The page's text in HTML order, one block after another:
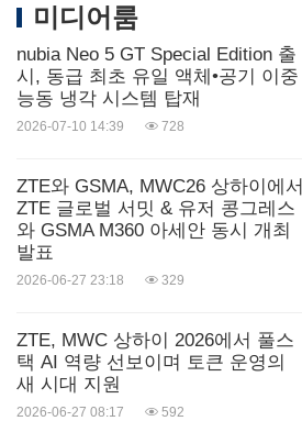
미디어룸
nubia Neo 5 GT Special Edition 출
시, 동급 최초 유일 액체•공기 이중
능동 냉각 시스템 탑재
2026-07-10 14:39 728
ZTE와 GSMA, MWC26 상하이에서
ZTE 글로벌 서밋 & 유저 콩그레스
와 GSMA M360 아세안 동시 개최
발표
2026-06-27 23:18 329
ZTE, MWC 상하이 2026에서 풀스
택 AI 역량 선보이며 토큰 운영의
새 시대 지원
2026-06-27 08:17 592